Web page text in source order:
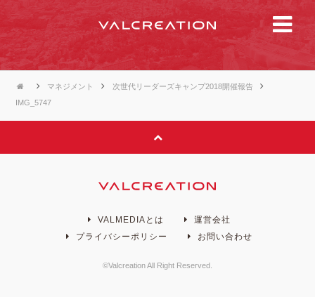
マネジメント
次世代リーダーズキャンプ2018開催報告
IMG_5747
VALMEDIAとは
運営会社
プライバシーポリシー
お問い合わせ
©Valcreation All Right Reserved.